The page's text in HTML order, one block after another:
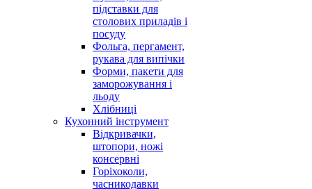
підставки для
столових приладів і
посуду
Фольга, пергамент,
рукава для випічки
Форми, пакети для
заморожування і
льоду
Хлібниці
Кухонний інструмент
Відкривачки,
штопори, ножі
консервні
Горіхоколи,
часникодавки